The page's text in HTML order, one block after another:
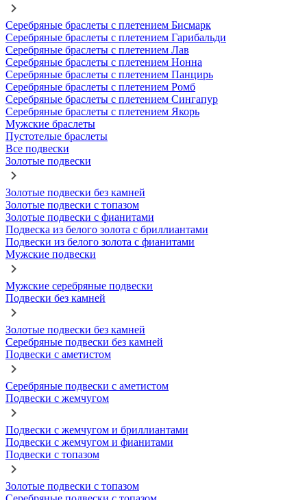
Серебряные браслеты с плетением Бисмарк
Серебряные браслеты с плетением Гарибальди
Серебряные браслеты с плетением Лав
Серебряные браслеты с плетением Нонна
Серебряные браслеты с плетением Панцирь
Серебряные браслеты с плетением Ромб
Серебряные браслеты с плетением Сингапур
Серебряные браслеты с плетением Якорь
Мужские браслеты
Пустотелые браслеты
Все подвески
Золотые подвески
Золотые подвески без камней
Золотые подвески с топазом
Золотые подвески с фианитами
Подвеска из белого золота с бриллиантами
Подвески из белого золота с фианитами
Мужские подвески
Мужские серебряные подвески
Подвески без камней
Золотые подвески без камней
Серебряные подвески без камней
Подвески с аметистом
Серебряные подвески с аметистом
Подвески с жемчугом
Подвески с жемчугом и бриллиантами
Подвески с жемчугом и фианитами
Подвески с топазом
Золотые подвески с топазом